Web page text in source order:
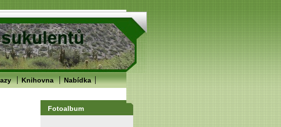
Knihovna Nabídka
Fotoalbum